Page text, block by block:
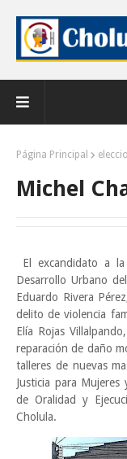
Página Principal
Michel
El excandidato a
Desarrollo Urbano
Eduardo Rivera
delito de violencia
Elía Rojas
reparación de daño
talleres de nuevas
Justicia para
de Oralidad y
Cholula.